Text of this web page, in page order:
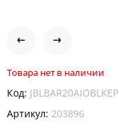
Товара нет в наличии
Код: JBLBAR20AIOBLKEP
Артикул: 203896